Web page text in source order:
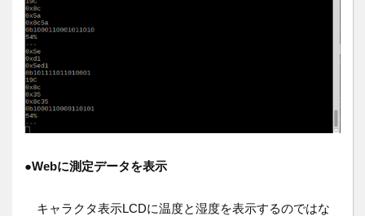
●Webに測定データを表示
キャラクタ表示LCDに温度と湿度を表示するのではな